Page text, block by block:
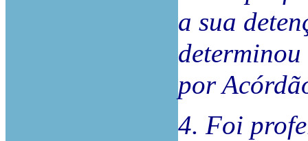
a sua
por
4. Foi